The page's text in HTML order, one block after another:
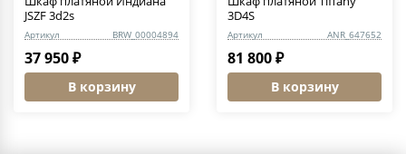
JSZF 3d2s
Артикул BRW_00004894
37 950 ₽
В корзину
3D4S
Артикул ANR_647652
81 800 ₽
В корзину